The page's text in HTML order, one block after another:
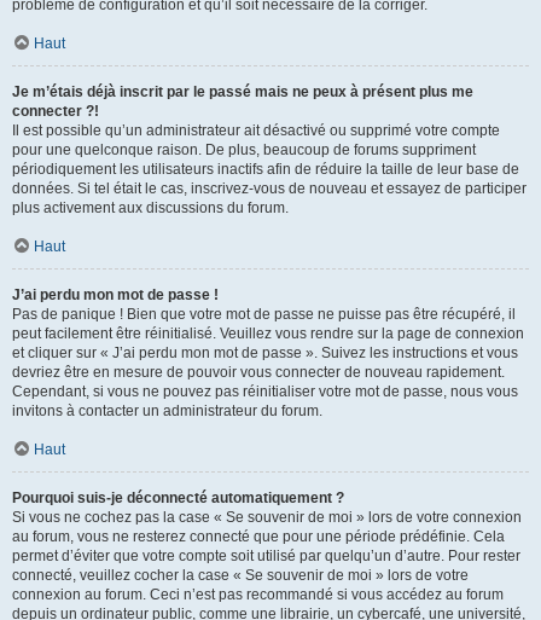
problème de configuration et qu’il soit nécessaire de la corriger.
Haut
Je m’étais déjà inscrit par le passé mais ne peux à présent plus me
connecter ?!
Il est possible qu’un administrateur ait désactivé ou supprimé votre compte
pour une quelconque raison. De plus, beaucoup de forums suppriment
périodiquement les utilisateurs inactifs afin de réduire la taille de leur base de
données. Si tel était le cas, inscrivez-vous de nouveau et essayez de participer
plus activement aux discussions du forum.
Haut
J’ai perdu mon mot de passe !
Pas de panique ! Bien que votre mot de passe ne puisse pas être récupéré, il
peut facilement être réinitialisé. Veuillez vous rendre sur la page de connexion
et cliquer sur « J’ai perdu mon mot de passe ». Suivez les instructions et vous
devriez être en mesure de pouvoir vous connecter de nouveau rapidement.
Cependant, si vous ne pouvez pas réinitialiser votre mot de passe, nous vous
invitons à contacter un administrateur du forum.
Haut
Pourquoi suis-je déconnecté automatiquement ?
Si vous ne cochez pas la case « Se souvenir de moi » lors de votre connexion
au forum, vous ne resterez connecté que pour une période prédéfinie. Cela
permet d’éviter que votre compte soit utilisé par quelqu’un d’autre. Pour rester
connecté, veuillez cocher la case « Se souvenir de moi » lors de votre
connexion au forum. Ceci n’est pas recommandé si vous accédez au forum
depuis un ordinateur public, comme une librairie, un cybercafé, une université,